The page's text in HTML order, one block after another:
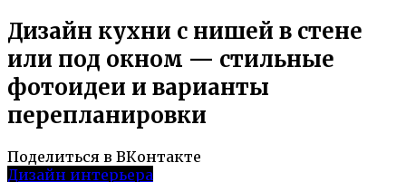
Дизайн кухни с нишей в стене
или под окном — стильные
фотоидеи и варианты
перепланировки
Поделиться в ВКонтакте
Дизайн интерьера